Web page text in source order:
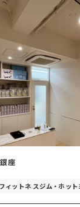
座
フィットネスジム・ホッ